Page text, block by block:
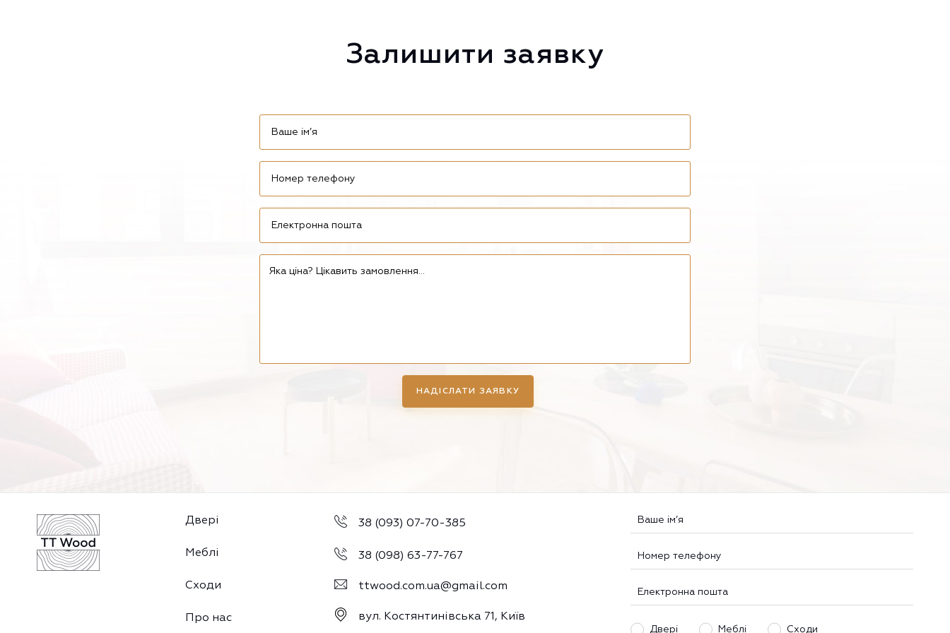
Залишити заявку
НАДІСЛАТИ ЗАЯВКУ
Двері
Меблі
Сходи
Про нас
38 (093) 07-70-385
38 (098) 63-77-767
ttwood.com.ua@gmail.com
вул. Костянтинівська 71, Київ
Двері Меблі Сходи